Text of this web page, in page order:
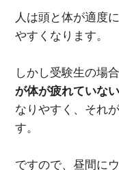
人は頭と体が適度
やすくなります。
しかし受験生の場
が体が疲れていな
なりやすく、それ
す。
ですので、昼間に